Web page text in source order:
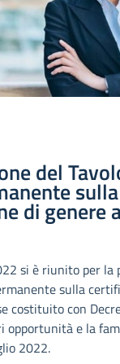
del
sulla
di genere
si è riunito per la
sulla
costituito con
opportunità e la
2022.